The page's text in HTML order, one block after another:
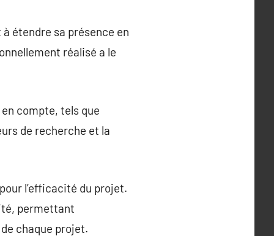
étendre sa présence en
réalisé a le
compte, tels que
de recherche et la
l’efficacité du projet.
permettant
chaque projet.